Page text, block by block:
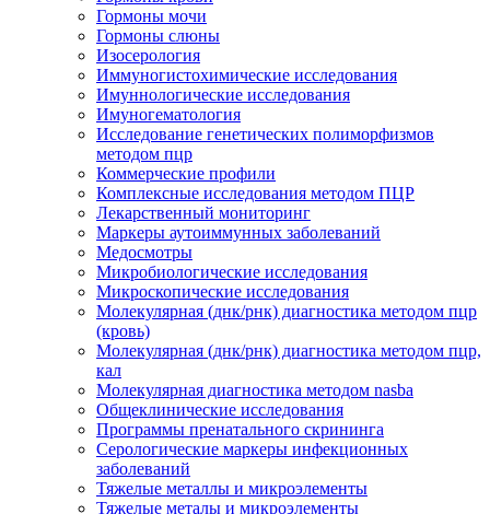
Гормоны мочи
Гормоны слюны
Изосерология
Иммуногистохимические исследования
Имуннологические исследования
Имуногематология
Исследование генетических полиморфизмов
методом пцр
Коммерческие профили
Комплексные исследования методом ПЦР
Лекарственный мониторинг
Маркеры аутоиммунных заболеваний
Медосмотры
Микробиологические исследования
Микроскопические исследования
Молекулярная (днк/рнк) диагностика методом пцр
(кровь)
Молекулярная (днк/рнк) диагностика методом пцр,
кал
Молекулярная диагностика методом nasba
Общеклинические исследования
Программы пренатального скрининга
Серологические маркеры инфекционных
заболеваний
Тяжелые металлы и микроэлементы
Тяжелые металы и микроэлементы